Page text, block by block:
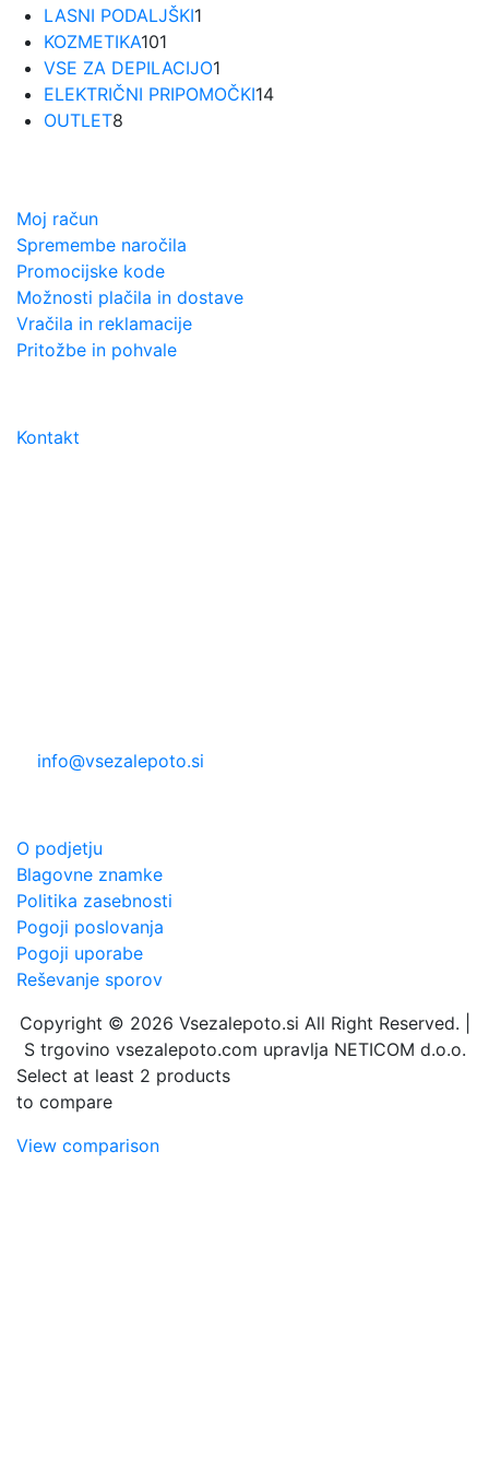
LASNI PODALJŠKI1
KOZMETIKA101
izdelek
VSE ZA DEPILACIJO1
izdelek
ELEKTRIČNI PRIPOMOČKI1414
OUTLET8
Moj račun
Spremembe naročila
Promocijske kode
Možnosti plačila in dostave
Vračila in reklamacije
Pritožbe in pohvale
Kontakt
info@vsezalepoto.si
O podjetju
Blagovne znamke
Politika zasebnosti
Pogoji poslovanja
Pogoji uporabe
Reševanje sporov
Copyright © 2026 Vsezalepoto.si All Right Reserved.
S trgovino vsezalepoto.com upravlja NETICOM d.o.o.
Select at least 2 products
to compare
View comparison